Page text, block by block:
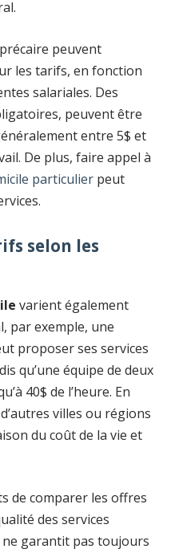
peuvent
les tarifs, en fonction
salariales. Des
peuvent être
entre 5$ et
De plus, faire appel à
particulier peut
selon les
varient également
par exemple, une
proposer ses services
qu’une équipe de deux
40$ de l’heure. En
villes ou régions
du coût de la vie et
de comparer les offres
des services
garantit pas toujours